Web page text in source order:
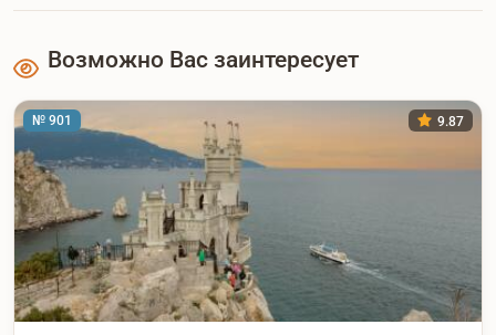
Возможно Вас заинтересует
№ 901 9.87